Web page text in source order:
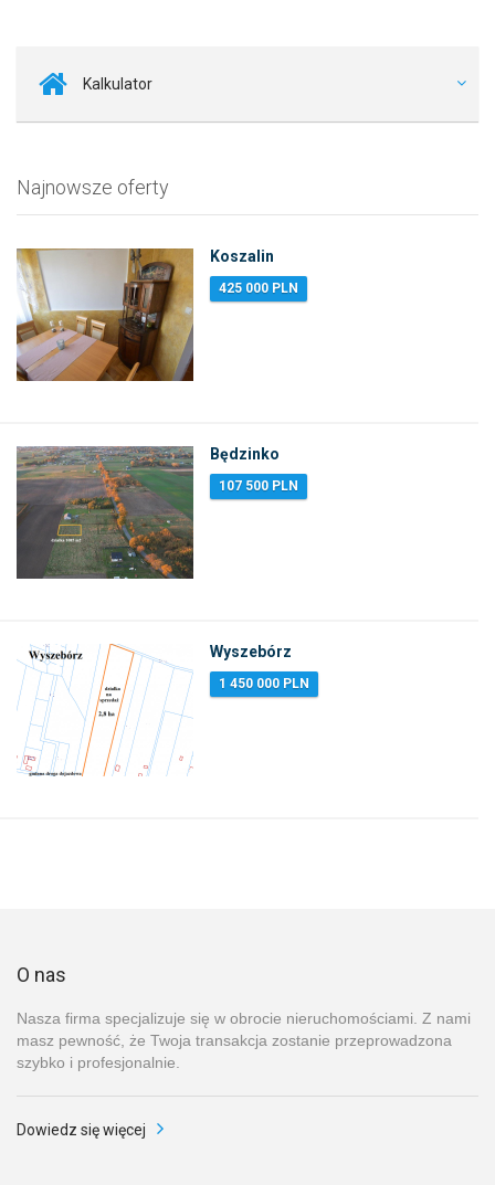
Kalkulator
Najnowsze oferty
Koszalin
425 000 PLN
Będzinko
107 500 PLN
Wyszebórz
1 450 000 PLN
O nas
Nasza firma specjalizuje się w obrocie nieruchomościami. Z nami
masz pewność, że Twoja transakcja zostanie przeprowadzona
szybko i profesjonalnie.
Dowiedz się więcej